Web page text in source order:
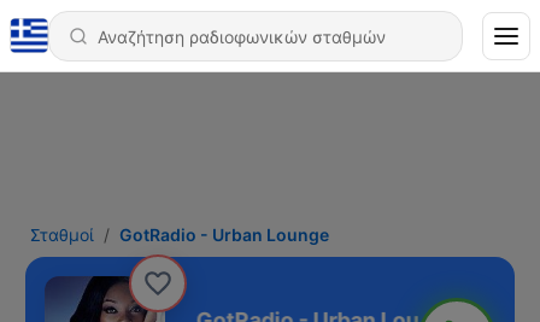
Σταθμοί GotRadio - Urban Lounge